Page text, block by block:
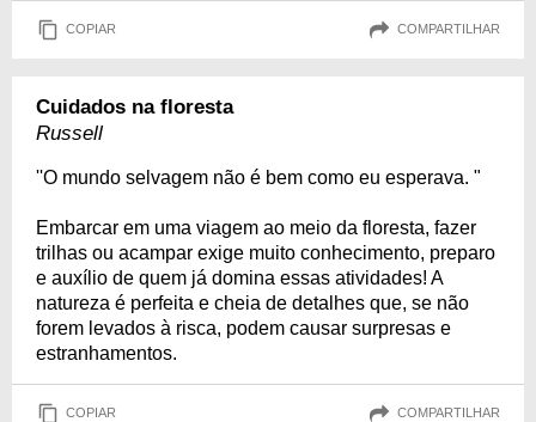
COPIAR COMPARTILHAR
Cuidados na floresta
Russell
''O mundo selvagem não é bem como eu esperava. "
Embarcar em uma viagem ao meio da floresta, fazer
trilhas ou acampar exige muito conhecimento, preparo
e auxílio de quem já domina essas atividades! A
natureza é perfeita e cheia de detalhes que, se não
forem levados à risca, podem causar surpresas e
estranhamentos.
COPIAR COMPARTILHAR